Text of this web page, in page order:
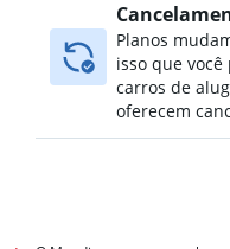
Planos
isso que
carros de
oferecem